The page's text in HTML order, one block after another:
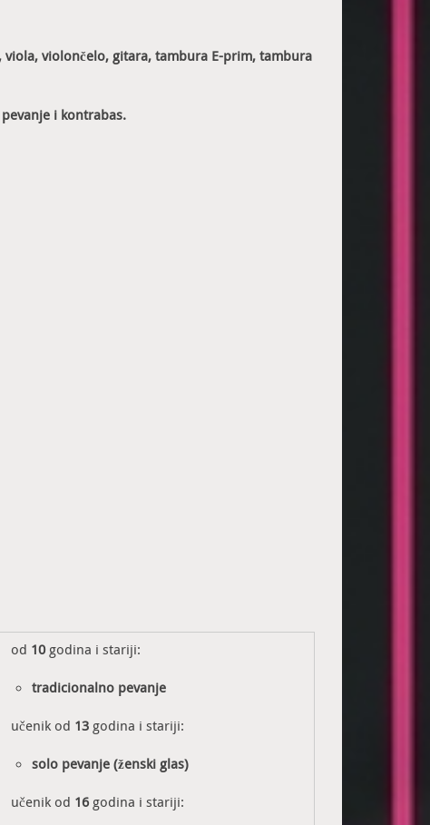
viola, violončelo, gitara, tambura E-prim, tambura
i kontrabas.
od 10godina i stariji:
tradicionalno pevanje
učenik od 13 godina i stariji:
solo pevanje (ženski glas)
učenik od 16 godina i stariji: